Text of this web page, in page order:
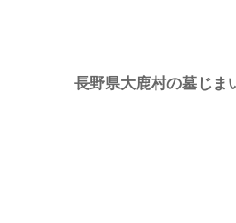
長野県大鹿村の墓じま